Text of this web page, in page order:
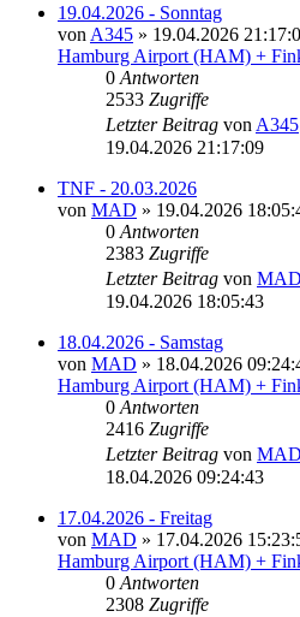
19.04.2026 - Sonntag
von A345 » 19.04.2026
Hamburg Airport (HAM) +
0 Antworten
2533 Zugriffe
Letzter Beitrag von A345
19.04.2026 21:17:09
TNF - 20.03.2026
von MAD » 19.04.2026
0 Antworten
2383 Zugriffe
Letzter Beitrag von MAD
19.04.2026 18:05:43
18.04.2026 - Samstag
von MAD » 18.04.2026
Hamburg Airport (HAM) +
0 Antworten
2416 Zugriffe
Letzter Beitrag von MAD
18.04.2026 09:24:43
17.04.2026 - Freitag
von MAD » 17.04.2026
Hamburg Airport (HAM) +
0 Antworten
2308 Zugriffe